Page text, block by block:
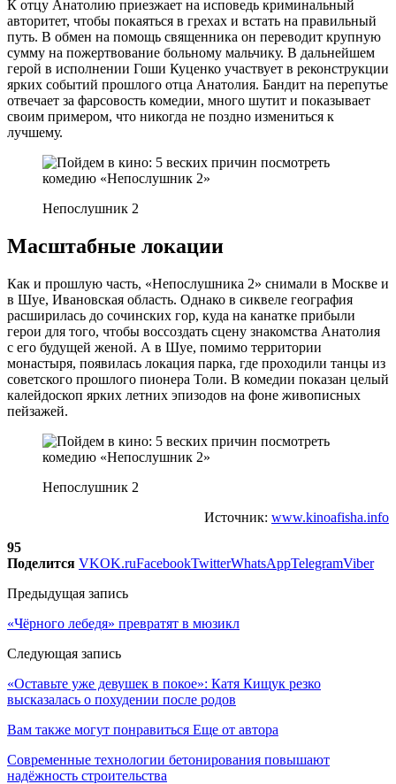
К отцу Анатолию приезжает на исповедь криминальный
авторитет, чтобы покаяться в грехах и встать на правильный
путь. В обмен на помощь священника он переводит крупную
сумму на пожертвование больному мальчику. В дальнейшем
герой в исполнении Гоши Куценко участвует в реконструкции
ярких событий прошлого отца Анатолия. Бандит на перепутье
отвечает за фарсовость комедии, много шутит и показывает
своим примером, что никогда не поздно измениться к
лучшему.
Непослушник 2
Масштабные локации
Как и прошлую часть, «Непослушника 2» снимали в Москве и
в Шуе, Ивановская область. Однако в сиквеле география
расширилась до сочинских гор, куда на канатке прибыли
герои для того, чтобы воссоздать сцену знакомства Анатолия
с его будущей женой. А в Шуе, помимо территории
монастыря, появилась локация парка, где проходили танцы из
советского прошлого пионера Толи. В комедии показан целый
калейдоскоп ярких летних эпизодов на фоне живописных
пейзажей.
Непослушник 2
Источник: www.kinoafisha.info
95
Поделится VKOK.ruFacebookTwitterWhatsAppTelegramViber
Предыдущая запись
«Чёрного лебедя» превратят в мюзикл
Следующая запись
«Оставьте уже девушек в покое»: Катя Кищук резко
высказалась о похудении после родов
Вам также могут понравиться Еще от автора
Современные технологии бетонирования повышают
надёжность строительства